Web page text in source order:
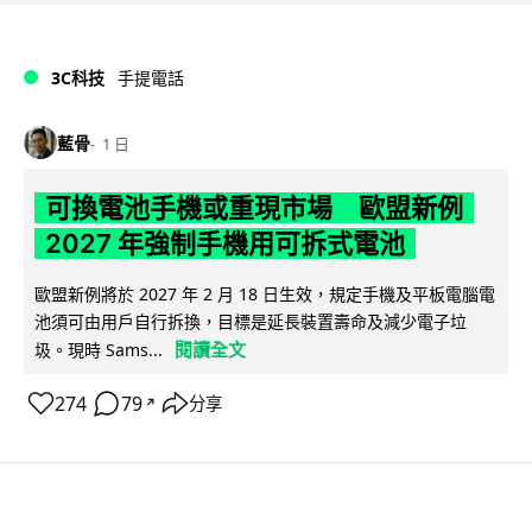
3C科技 手提電話
藍骨 1 日
可換電池手機或重現市場 歐盟新例
2027 年強制手機用可拆式電池
歐盟新例將於 2027 年 2 月 18 日生效，規定手機及平板電腦電
池須可由用戶自行拆換，目標是延長裝置壽命及減少電子垃
圾。現時 Sams...
閱讀全文
274 79 ↗ 分享